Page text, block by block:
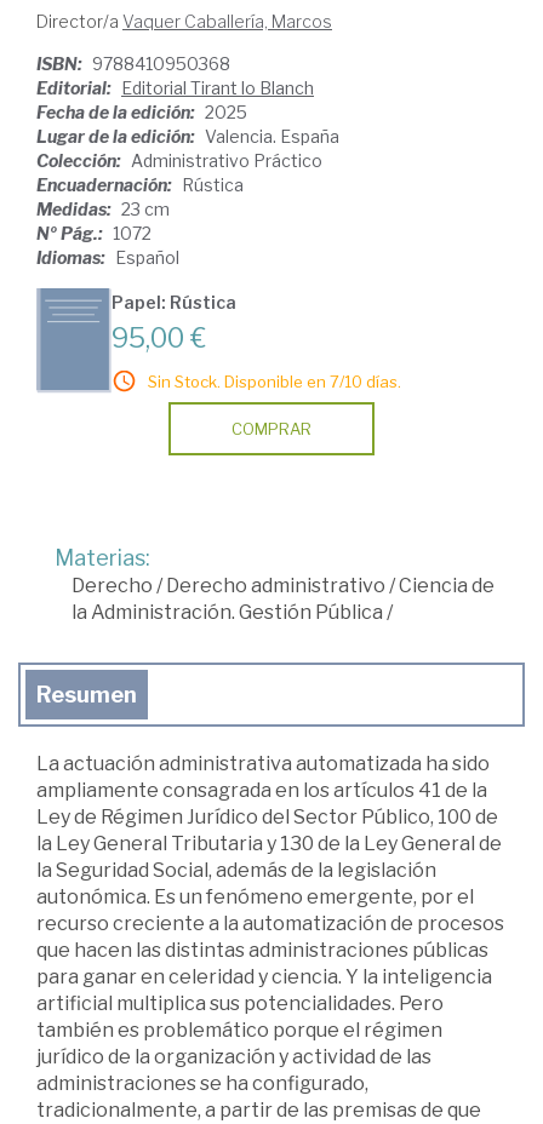
Director/a Vaquer Caballería, Marcos
ISBN: 9788410950368
Editorial: Editorial Tirant lo Blanch
Fecha de la edición: 2025
Lugar de la edición: Valencia. España
Colección: Administrativo Práctico
Encuadernación: Rústica
Medidas: 23 cm
Nº Pág.: 1072
Idiomas: Español
Papel: Rústica
95,00 €
Sin Stock. Disponible en 7/10 días.
COMPRAR
Materias:
Derecho / Derecho administrativo /Ciencia de
la Administración. Gestión Pública /
Resumen
La actuación administrativa automatizada ha sido
ampliamente consagrada en los artículos 41 de la
Ley de Régimen Jurídico del Sector Público, 100 de
la Ley General Tributaria y 130 de la Ley General de
la Seguridad Social, además de la legislación
autonómica. Es un fenómeno emergente, por el
recurso creciente a la automatización de procesos
que hacen las distintas administraciones públicas
para ganar en celeridad y ciencia. Y la inteligencia
artificial multiplica sus potencialidades. Pero
también es problemático porque el régimen
jurídico de la organización y actividad de las
administraciones se ha configurado,
tradicionalmente, a partir de las premisas de que